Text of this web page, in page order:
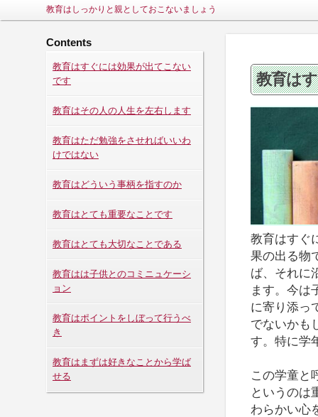
教育はしっかりと親としておこないましょう
Contents
教育はすぐには効果が出てこない
です
教育はその人の人生を左右します
教育はただ勉強をさせればいいわ
けではない
教育はどういう事柄を指すのか
教育はとても重要なことです
教育はとても大切なことである
教育はは子供とのコミニュケーシ
ョン
教育はポイントをしぼって行うべ
き
教育はまずは好きなことから学ば
せる
教育は
教育はすぐ
果の出る物
ば、それに
ます。今は
に寄り添っ
でないかも
す。特に学
この学童と
というのは
わらかい心